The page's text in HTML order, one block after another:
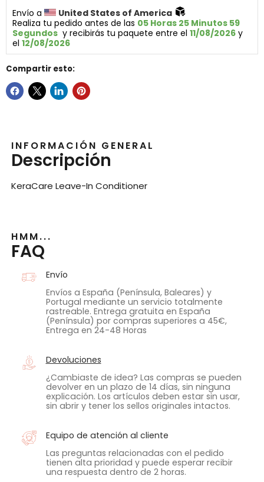
Envío a
United States of America
Realiza tu pedido antes de las 05 Horas 25 Minutos 59
Segundos
  y recibirás tu paquete entre el
11/08/2026 y
el 12/08/2026
Compartir esto:
INFORMACIÓN GENERAL
Descripción
KeraCare Leave-In Conditioner
HMM...
FAQ
Envío
Envíos a España (Península, Baleares) y
Portugal mediante un servicio totalmente
rastreable. Entrega gratuita en España
(Península) por compras superiores a 45€,
Entrega en 24-48 Horas
Devoluciones
¿Cambiaste de idea? Las compras se pueden
devolver en un plazo de 14 días, sin ninguna
explicación. Los artículos deben estar sin usar,
sin abrir y tener los sellos originales intactos.
Equipo de atención al cliente
Las preguntas relacionadas con el pedido
tienen alta prioridad y puede esperar recibir
una respuesta dentro de 2 horas.